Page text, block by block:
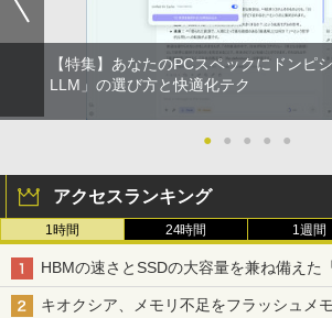
町人Aは悪役令嬢をど
店共通特典イラスト
目黒三吉 ]
￥726
3
辺境の貧乏伯爵に嫁
領地改革に励みます
ule〜 5【電子書店共
付】 【電子書籍】[
【特集】あなたのPCスペックにドンピ
LLM」の選び方と快適化テク
● ● ● ● ●
アクセスランキング
1時間 24時間 1週間
HBMの速さとSSDの大容量を兼ね備えた
キオクシア、メモリ不足をフラッシュメ